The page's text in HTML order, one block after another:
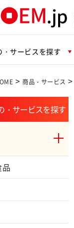
・サービスを探す
> 商品・サービス >
・サービスを探す